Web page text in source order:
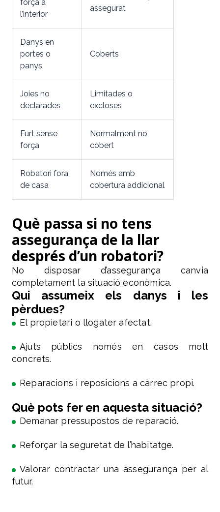
força a
l’interior
assegurat
Danys en
portes o
panys
Coberts
Joies no
declarades
Limitades o
excloses
Furt sense
força
Normalment no
cobert
Robatori fora
de casa
Només amb
cobertura addicional
Què passa si no tens
assegurança de la llar
després d’un robatori?
No disposar d’assegurança canvia
completament la situació econòmica.
Qui assumeix els danys i les
pèrdues?
El propietari o llogater afectat.
Ajuts públics només en casos molt
concrets.
Reparacions i reposicions a càrrec propi.
Què pots fer en aquesta situació?
Demanar pressupostos de reparació.
Reforçar la seguretat de l’habitatge.
Valorar contractar una assegurança per al
futur.